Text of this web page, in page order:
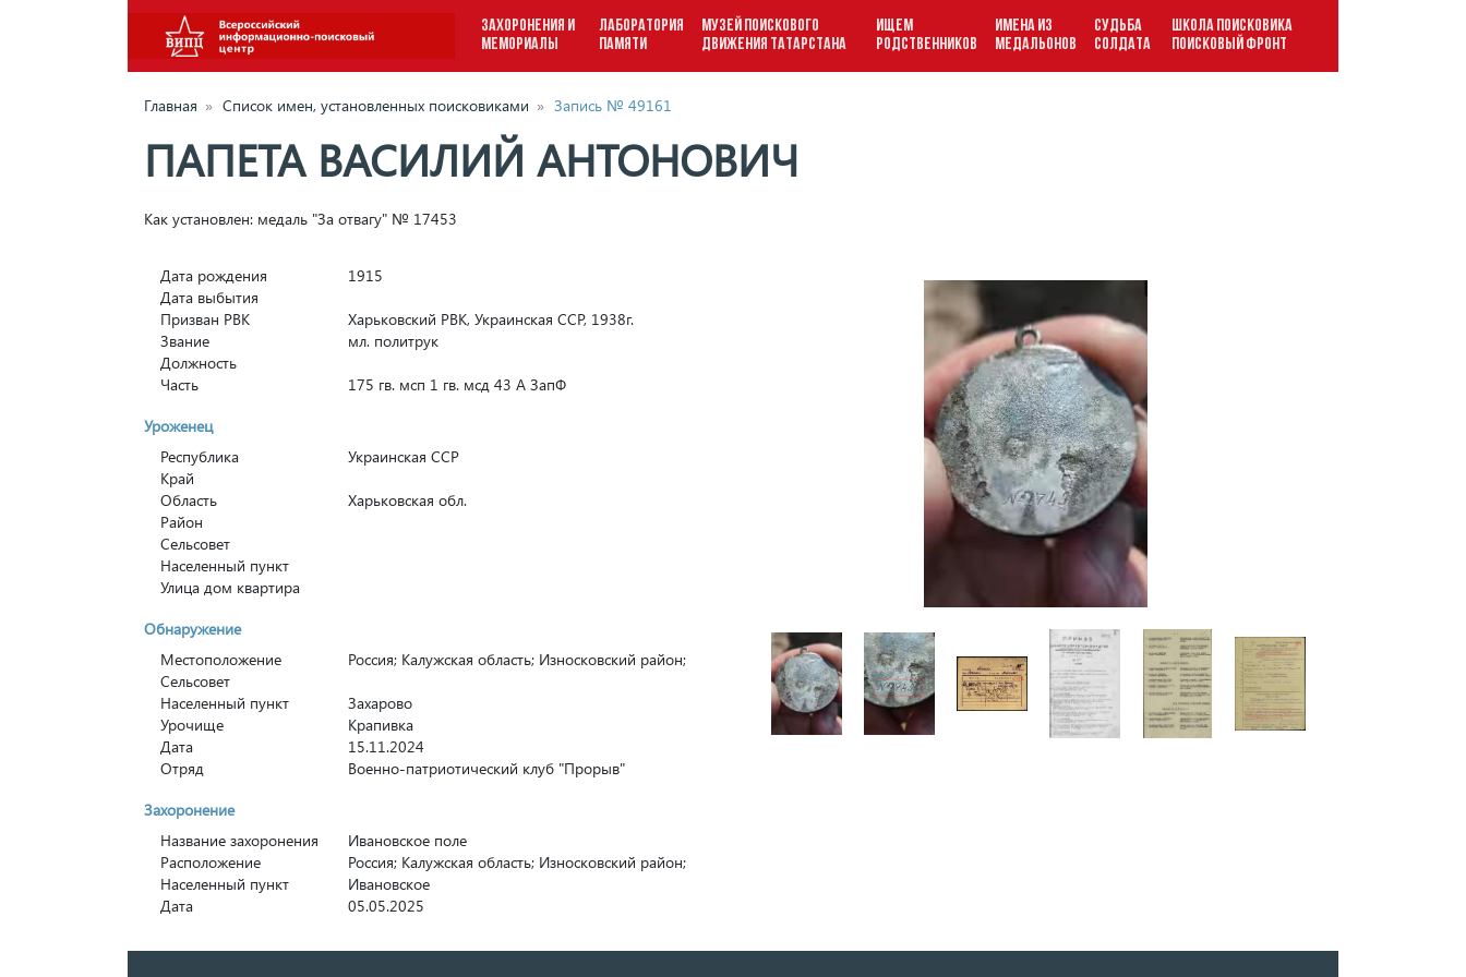
ЗАХОРОНЕНИЯ И
МЕМОРИАЛЫ
ЛАБОРАТОРИЯ
ПАМЯТИ
МУЗЕЙ ПОИСКОВОГО
ДВИЖЕНИЯ ТАТАРСТАНА
ИЩЕМ
РОДСТВЕННИКОВ
ИМЕНА ИЗ
МЕДАЛЬОНОВ
СУДЬБА
СОЛДАТА
ШКОЛА ПОИСКОВИКА
ПОИСКОВЫЙ ФРОНТ
Главная » Список имен, установленных поисковиками » Запись № 49161
ПАПЕТА ВАСИЛИЙ АНТОНОВИЧ
Как установлен: медаль "За отвагу" № 17453
Дата рождения
1915
Дата выбытия
Призван РВК
Харьковский РВК, Украинская ССР, 1938г.
Звание
мл. политрук
Должность
Часть
175 гв. мсп 1 гв. мсд 43 А ЗапФ
Уроженец
Республика
Украинская ССР
Край
Область
Харьковская обл.
Район
Сельсовет
Населенный пункт
Улица дом квартира
Обнаружение
Местоположение
Россия; Калужская область; Износковский район;
Сельсовет
Населенный пункт
Захарово
Урочище
Крапивка
Дата
15.11.2024
Отряд
Военно-патриотический клуб "Прорыв"
Захоронение
Название захоронения
Ивановское поле
Расположение
Россия; Калужская область; Износковский район;
Населенный пункт
Ивановское
Дата
05.05.2025